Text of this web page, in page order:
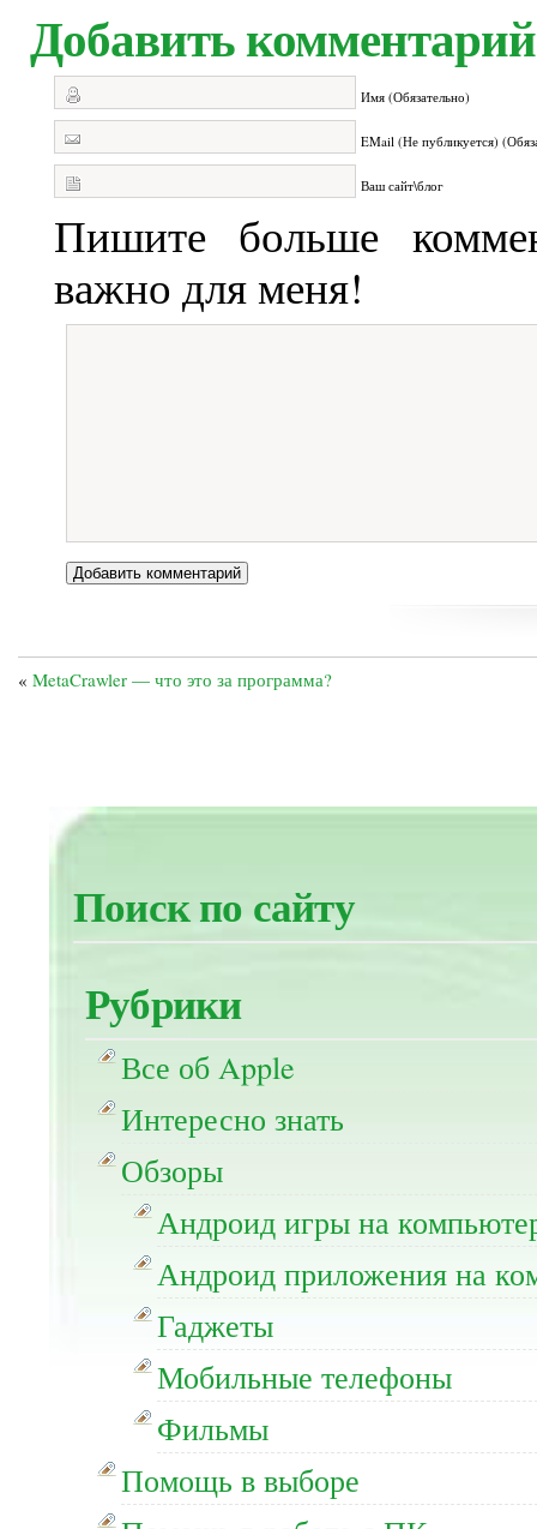
Добавить комментарий
Имя (Обязательно)
EMail (Не публикуется)
Ваш сайт\блог
Пишите больше
важно для меня!
« MetaCrawler — что это за программа?
Поиск по сайту
Рубрики
Все об Apple
Интересно знать
Обзоры
Андроид игры на
Андроид приложения на
Гаджеты
Мобильные телефоны
Фильмы
Помощь в выборе